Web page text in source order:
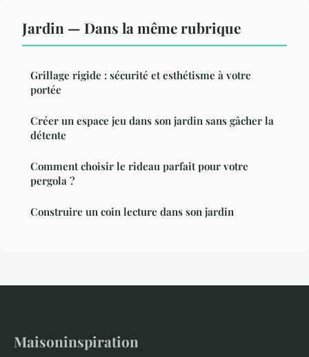
Jardin — Dans la même rubrique
Grillage rigide : sécurité et esthétisme à votre
portée
Créer un espace jeu dans son jardin sans gâcher la
détente
Comment choisir le rideau parfait pour votre
pergola ?
Construire un coin lecture dans son jardin
Maisoninspiration